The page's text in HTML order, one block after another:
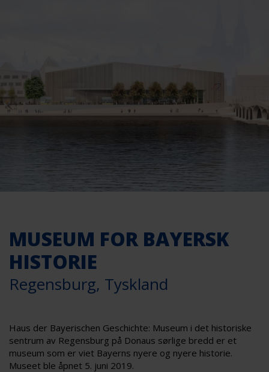
MUSEUM FOR BAYERSK
HISTORIE
Regensburg, Tyskland
Haus der Bayerischen Geschichte: Museum i det historiske
sentrum av Regensburg på Donaus sørlige bredd er et
museum som er viet Bayerns nyere og nyere historie.
Museet ble åpnet 5. juni 2019.